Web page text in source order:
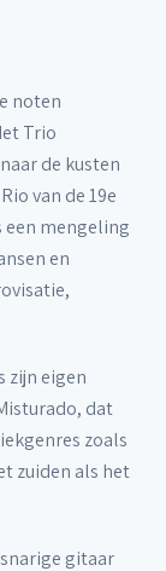
noten
Trio
de kusten
van de 19e
een mengeling
en
zijn eigen
dat
zoals
zuiden als het
gitaar